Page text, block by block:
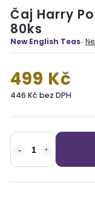
Čaj Harry
80ks
New English Teas
499 Kč
446 Kč bez DPH